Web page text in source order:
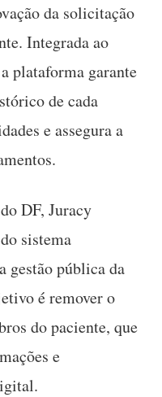
da solicitação
Integrada ao
plataforma garante
de cada
e assegura a
DF, Juracy
sistema
gestão pública da
é remover o
do paciente, que
e